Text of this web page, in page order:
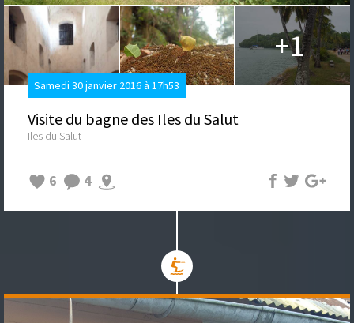
+1
Samedi 30 janvier 2016 à 17h53
Visite du bagne des Iles du Salut
Iles du Salut
6 4